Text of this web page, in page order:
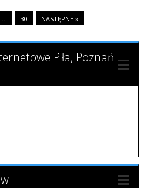
30 NASTĘPNE »
Piła, Poznań